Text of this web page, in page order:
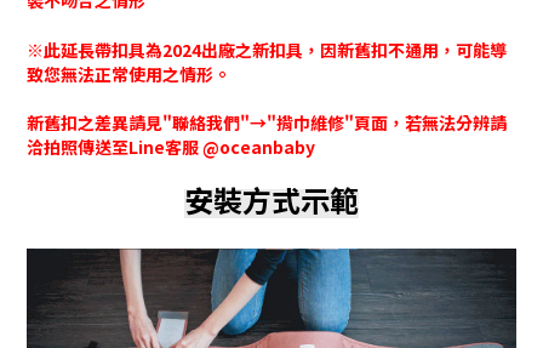
※此延長帶扣具為2024出廠之新扣具，因新舊扣不通用，可能導
致您無法正常使用之情形。
新舊扣之差異請見"聯絡我們"→"揹巾維修"頁面，若無法分辨請
洽拍照傳送至Line客服 @oceanbaby
安裝方式示範